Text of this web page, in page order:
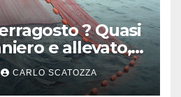
? Quasi
e allevato,
CARLO SCATOZZA